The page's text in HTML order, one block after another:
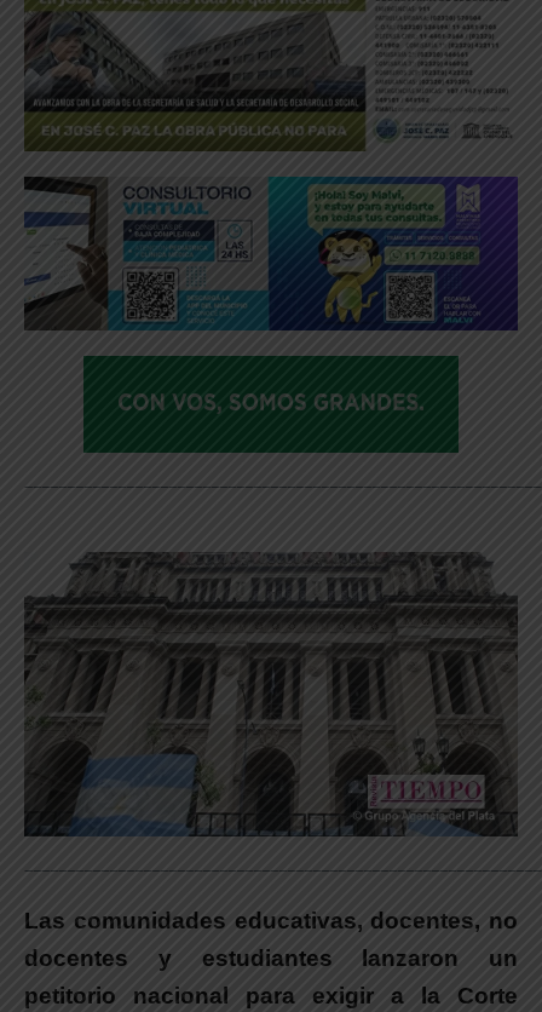
Las comunidades educativas, docentes, no
docentes y estudiantes lanzaron un
petitorio nacional para exigir a la Corte